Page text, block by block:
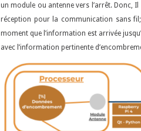
un module ou antenne vers l’arrêt. Donc,
réception pour la communication sans
moment que l’information est arrivée
avec l’information pertinente